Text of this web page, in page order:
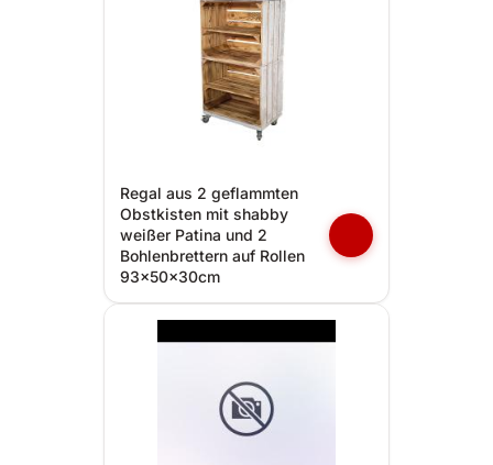
Regal aus 2 geflammten
Obstkisten mit shabby
weißer Patina und 2
Bohlenbrettern auf Rollen
93x50x30cm